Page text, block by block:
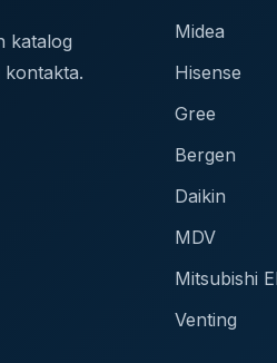
katalog
Midea
Hisense
Gree
Bergen
Daikin
MDV
Mitsubishi
Venting